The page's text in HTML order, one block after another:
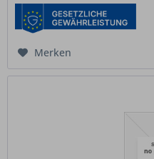
Merken